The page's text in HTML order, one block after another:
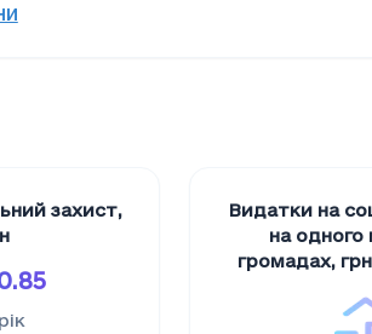
захист,
рік
Видатки на
на
громадах,